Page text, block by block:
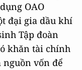
OAO
đại gia dầu khí
Tập đoàn
khăn tài chính
vốn để